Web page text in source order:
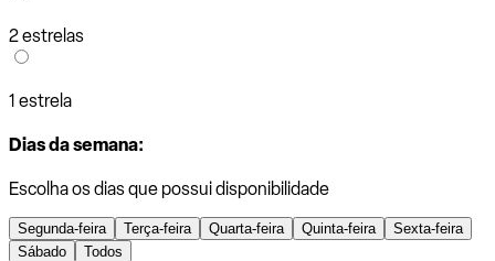
2 estrelas
1 estrela
Dias da semana:
Escolha os dias que possui disponibilidade
Segunda-feira Terça-feira Quarta-feira Quinta-feira
Sexta-feira
Sábado
Todos